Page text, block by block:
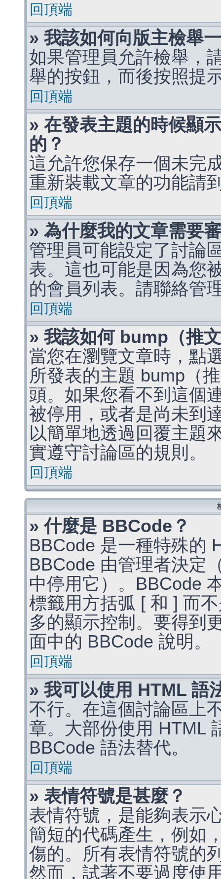
回頂端
» 我該如何向版主檢舉
如果管理員允許檢舉，
舉的按鈕，而後按照提
回頂端
» 在發表主題的時候顯
的？
這允許您保存一個未完
重新裝載文章的功能請
回頂端
» 為什麼我的文章需要
管理員可能設定了討論
表。這也可能是因為您
的會員列表。請聯絡管
回頂端
» 我該如何 bump（推
當您在瀏覽文章時，點
所發表的主題 bump（
頭。如果您看不到這個
被停用，或者是尚未到
以簡單地透過回覆主題
實遵守討論區的規則。
回頂端
» 什麼是 BBCode？
BBCode 是一種特殊的
BBCode 由管理者決定
中停用它）。BBCode
標籤用方括弧 [ 和 ] 而
多的顯示控制。要得到
面中的 BBCode 說明。
回頂端
» 我可以使用 HTML 語
不行。在這個討論區上
章。大部份使用 HTML
BBCode 語法替代。
回頂端
» 表情符號是甚麼？
表情符號，是能夠表示
簡短的代碼產生，例如
傷的。所有表情符號的
然而，試著不要過度使